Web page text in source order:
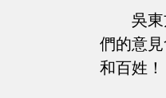
吳
們的意
和百姓！